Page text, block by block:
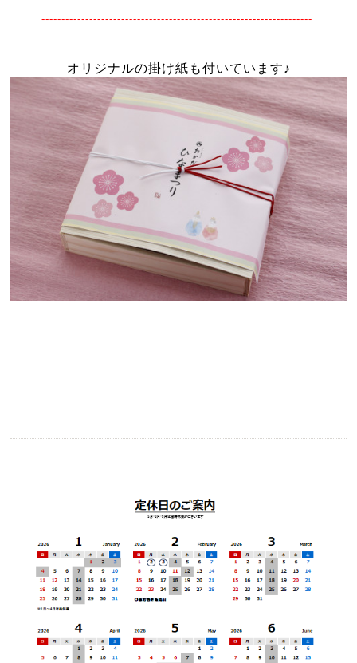
--------------------------------------------------------------------
オリジナルの掛け紙も付いています♪